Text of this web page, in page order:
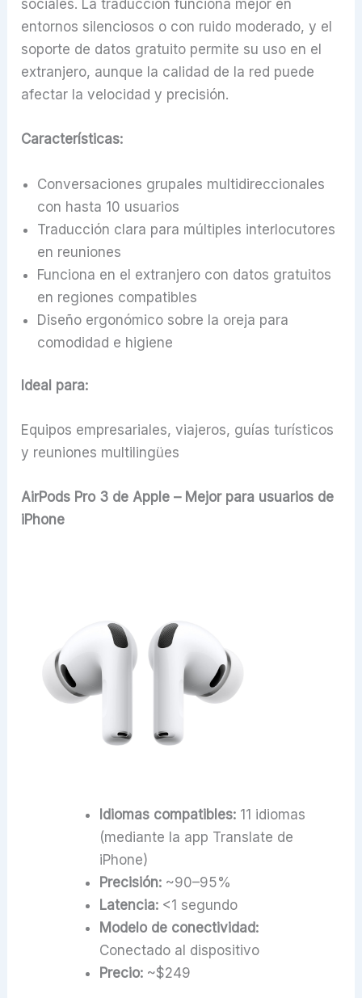
sociales. La traducción funciona mejor en
entornos silenciosos o con ruido moderado, y el
soporte de datos gratuito permite su uso en el
extranjero, aunque la calidad de la red puede
afectar la velocidad y precisión.
Características:
Conversaciones grupales multidireccionales
con hasta 10 usuarios
Traducción clara para múltiples interlocutores
en reuniones
Funciona en el extranjero con datos gratuitos
en regiones compatibles
Diseño ergonómico sobre la oreja para
comodidad e higiene
Ideal para:
Equipos empresariales, viajeros, guías turísticos
y reuniones multilingües
AirPods Pro 3 de Apple – Mejor para usuarios de
iPhone
Idiomas compatibles:11 idiomas
(mediante la app Translate de
iPhone)
Precisión:~90–95%
Latencia:<1 segundo
Modelo de conectividad:
Conectado al dispositivo
Precio:~$249